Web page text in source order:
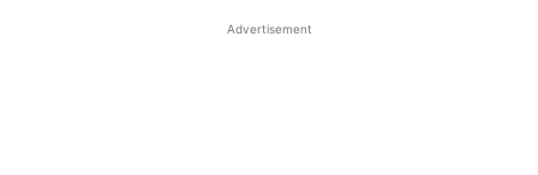
Advertisement